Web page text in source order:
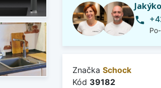
phone
Značka Schock
Kód 39182